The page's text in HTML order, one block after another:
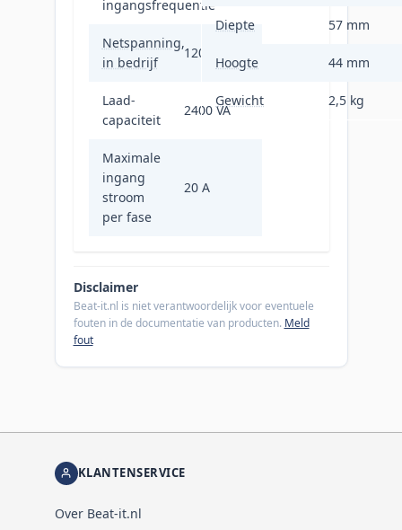
ingangsfrequentie
Netspanning,
in bedrijf
120 V
Laad-
capaciteit
2400 VA
Maximale
ingang
stroom
per fase
20 A
Diepte 57 mm
Hoogte 44 mm
Gewicht 2,5 kg
Disclaimer
Beat-it.nl is niet verantwoordelijk voor eventuele
fouten in de documentatie van producten. Meld
fout
KLANTENSERVICE
Over Beat-it.nl